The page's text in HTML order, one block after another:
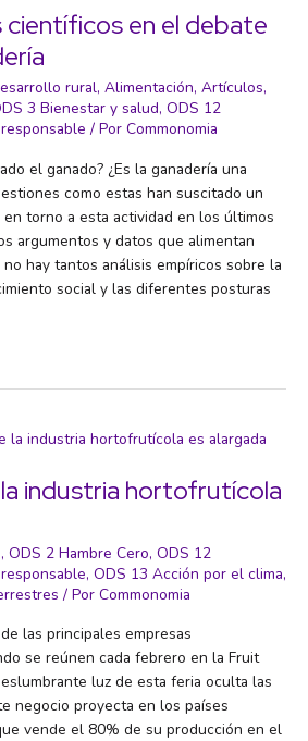
científicos en el debate
rural, Alimentación, Artículos,
3 Bienestar y salud, ODS 12
/ Por Commonomia
el ganado? ¿Es la ganadería una
como estas han suscitado un
torno a esta actividad en los últimos
argumentos y datos que alimentan
hay tantos análisis empíricos sobre la
social y las diferentes posturas
industria hortofrutícola
, ODS 2 Hambre Cero, ODS 12
, ODS 13 Acción por el clima,
/ Por Commonomia
las principales empresas
se reúnen cada febrero en la Fruit
luz de esta feria oculta las
negocio proyecta en los países
vende el 80% de su producción en el